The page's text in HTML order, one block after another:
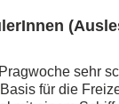
sehr
für die